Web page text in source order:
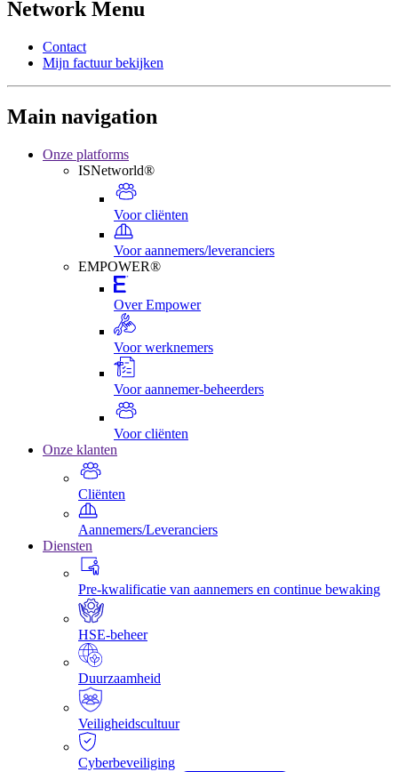
Network Menu
Contact
Mijn factuur bekijken
Main navigation
Onze platforms
ISNetworld®
Voor cliënten
Voor aannemers/leveranciers
EMPOWER®
Over Empower
Voor werknemers
Voor aannemer-beheerders
Voor cliënten
Onze klanten
Cliënten
Aannemers/Leveranciers
Diensten
Pre-kwalificatie van aannemers en continue bewaking
HSE-beheer
Duurzaamheid
Veiligheidscultuur
Cyberbeveiliging